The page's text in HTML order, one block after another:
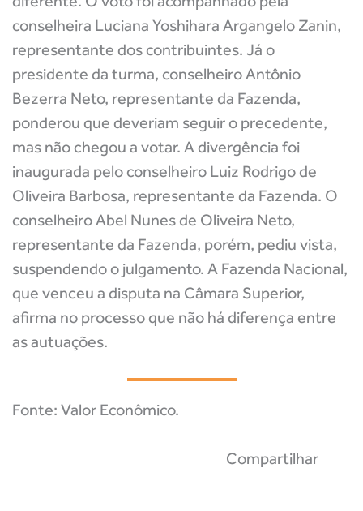
conselheira Luciana Yoshihara Argangelo Zanin,
representante dos contribuintes. Já o
presidente da turma, conselheiro Antônio
Bezerra Neto, representante da Fazenda,
ponderou que deveriam seguir o precedente,
mas não chegou a votar. A divergência foi
inaugurada pelo conselheiro Luiz Rodrigo de
Oliveira Barbosa, representante da Fazenda. O
conselheiro Abel Nunes de Oliveira Neto,
representante da Fazenda, porém, pediu vista,
suspendendo o julgamento. A Fazenda Nacional,
que venceu a disputa na Câmara Superior,
afirma no processo que não há diferença entre
as autuações.
Fonte: Valor Econômico.
Compartilhar